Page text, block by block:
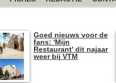
Goed nieuws voor de
fans: 'Mijn
Restaurant' dit najaar
weer bij VTM